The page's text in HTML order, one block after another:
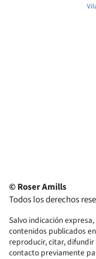
© Roser Amills
Todos los derechos
Salvo indicación
contenidos publicados
reproducir, citar,
contacto previamente